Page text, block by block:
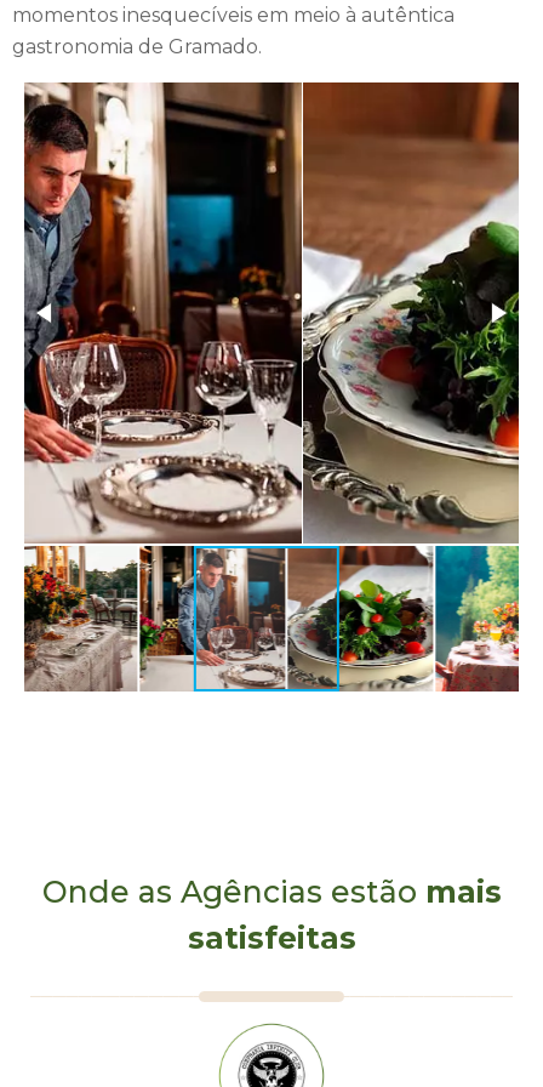
Além de todas as comodidades e do cenário encantador, a
Estalagem St. Hubertus faz parte da prestigiada Associação
de Hotéis Roteiros de Charme, um selo de qualidade que
atesta sua autenticidade, serviços excepcionais e conforto.
Sua localização privilegiada, à beira do Lago Negro,
complementa o encanto deste lugar especial.
No entanto, o maior tesouro da Estalagem St. Hubertus é
sua equipe dedicada e pronta para receber e servir. O
atendimento caloroso e personalizado dos funcionários
garante que os hóspedes se sintam verdadeiramente
acolhidos e bem cuidados durante toda a estadia.
Seja para uma escapada romântica, uma viagem relaxante
ou uma jornada de descoberta pelas belezas de Gramado, a
Estalagem St. Hubertus é a escolha perfeita para uma
experiência encantadora e memorável, onde cada momento
é preenchido com amor, beleza e bem-estar.
momentos inesquecíveis em meio à autêntica
gastronomia de Gramado.
Onde as Agências estão mais
satisfeitas